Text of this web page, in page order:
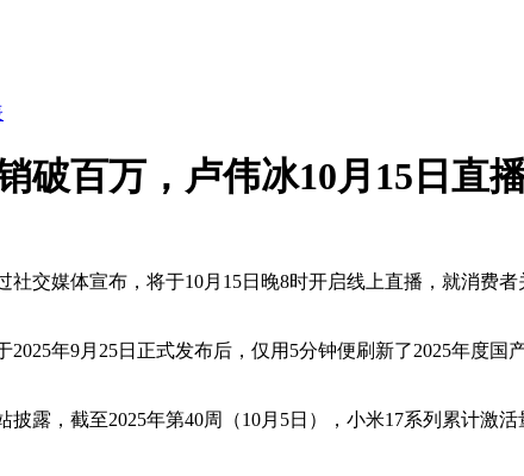
破百万，卢伟冰10月15日直
社交媒体宣布，将于10月15日晚8时开启线上直播，就消费
2025年9月25日正式发布后，仅用5分钟便刷新了2025年度
披露，截至2025年第40周（10月5日），小米17系列累计